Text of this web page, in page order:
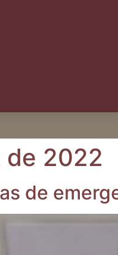
de 2022
de